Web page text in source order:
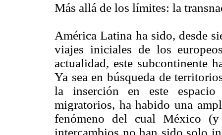
Más allá de los límites: la
América Latina ha sido, desde
viajes iniciales de los
actualidad, este subcontinente
Ya sea en búsqueda de
la inserción en este
migratorios, ha habido una
fenómeno del cual México
intercambios no han sido solo